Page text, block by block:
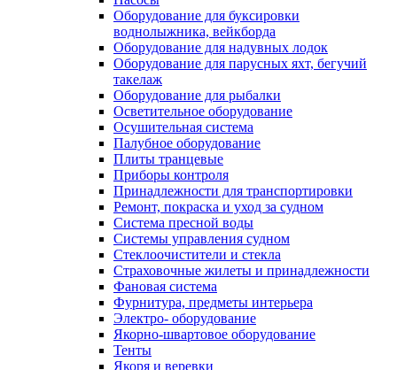
Оборудование для буксировки
воднолыжника, вейкборда
Оборудование для надувных лодок
Оборудование для парусных яхт, бегучий
такелаж
Оборудование для рыбалки
Осветительное оборудование
Осушительная система
Палубное оборудование
Плиты транцевые
Приборы контроля
Принадлежности для транспортировки
Ремонт, покраска и уход за судном
Система пресной воды
Системы управления судном
Стеклоочистители и стекла
Страховочные жилеты и принадлежности
Фановая система
Фурнитура, предметы интерьера
Электро- оборудование
Якорно-швартовое оборудование
Тенты
Якоря и веревки